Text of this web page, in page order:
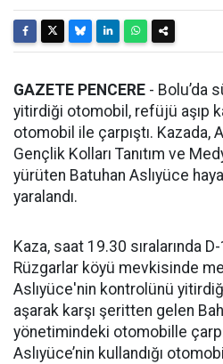
GAZETE PENCERE - Bolu’da
yitirdiği otomobil, refüjü aşıp
otomobil ile çarpıştı. Kazada,
Gençlik Kolları Tanıtım ve
yürüten Batuhan Aslıyüce
yaralandı.
Kaza, saat 19.30 sıralarında
Rüzgarlar köyü mevkisinde
Aslıyüce'nin kontrolünü
aşarak karşı şeritten gelen
yönetimindeki otomobille
Aslıyüce’nin kullandığı